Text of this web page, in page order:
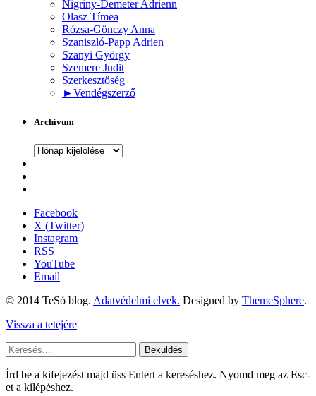
Nigriny-Demeter Adrienn
Olasz Tímea
Rózsa-Gönczy Anna
Szaniszló-Papp Adrien
Szanyi György
Szemere Judit
Szerkesztőség
►Vendégszerző
Archívum
Archívum
Facebook
X (Twitter)
Instagram
RSS
YouTube
Email
© 2014 TeSó blog. Adatvédelmi elvek. Designed by ThemeSphere.
Vissza a tetejére
Beküldés
Írd be a kifejezést majd üss Entert a kereséshez. Nyomd meg az Esc-
et a kilépéshez.